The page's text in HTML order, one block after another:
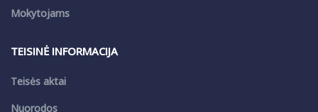
Mokytojams
TEISINĖ INFORMACIJA
Teisės aktai
Nuorodos